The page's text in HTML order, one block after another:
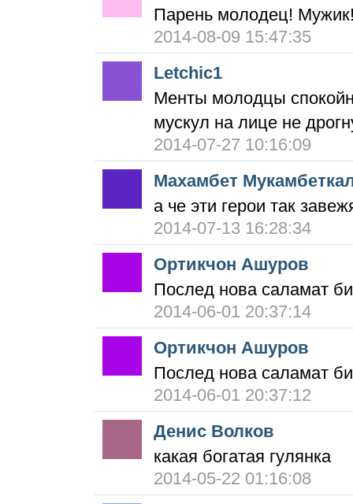
Парень молодец!
2014-08-09 15:47:35
Letchic1
Менты молодцы
мускул на лице не
2014-07-27 10:16:09
Махамбет
а че эти герои так
2014-07-13 16:28:34
Ортикчон Ашуров
Послед нова саламат
2014-06-01 20:37:14
Ортикчон Ашуров
Послед нова саламат
2014-06-01 20:37:12
Денис Волков
какая богатая гулянка
2014-05-22 01:16:08